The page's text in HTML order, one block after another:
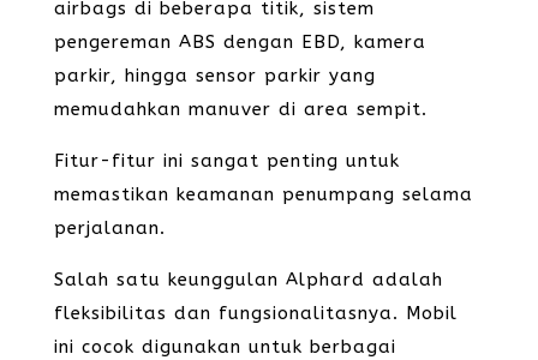
airbags di beberapa titik, sistem
pengereman ABS dengan EBD, kamera
parkir, hingga sensor parkir yang
memudahkan manuver di area sempit.
Fitur-fitur ini sangat penting untuk
memastikan keamanan penumpang selama
perjalanan.
Salah satu keunggulan Alphard adalah
fleksibilitas dan fungsionalitasnya. Mobil
ini cocok digunakan untuk berbagai